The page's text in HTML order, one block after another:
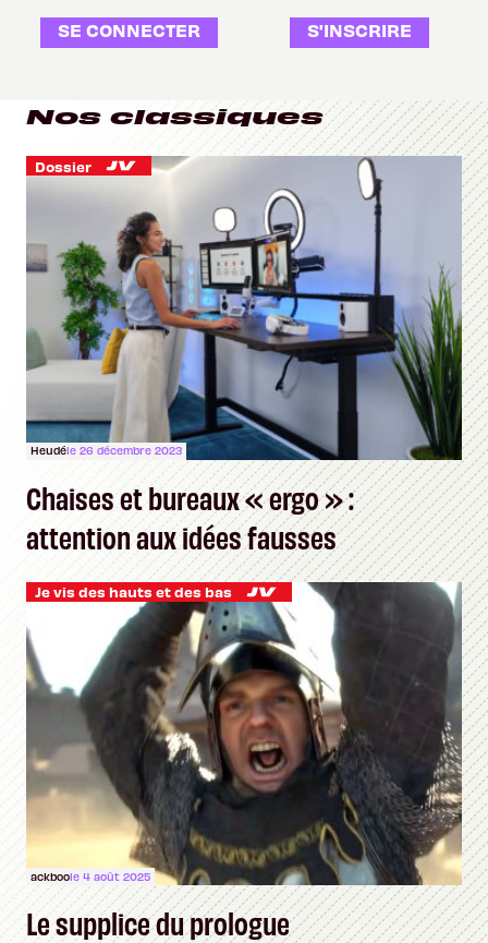
SE CONNECTER S'INSCRIRE
Nos classiques
Dossier
Heudéle 26 décembre 2023
Chaises et bureaux « ergo » :
attention aux idées fausses
Je vis des hauts et des bas
ackboole 4 août 2025
Le supplice du prologue